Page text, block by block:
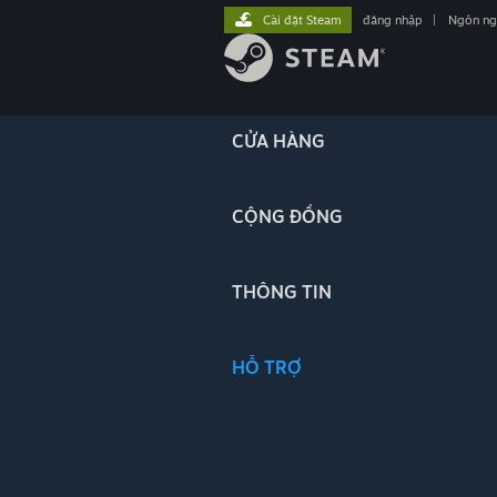
CỬA HÀNG
CỘNG ĐỒNG
THÔNG TIN
HỖ TRỢ
Cài đặt Steam đăng nhập Ngôn